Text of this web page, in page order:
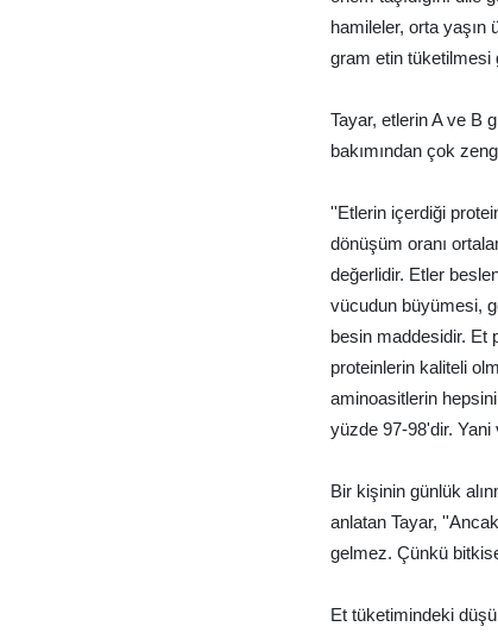
hamileler, orta
gram etin tüketilmesi
Tayar, etlerin A ve B
bakımından çok
''Etlerin içerdiği
dönüşüm oranı
değerlidir. Etler
vücudun büyümesi,
besin maddesidir. Et
proteinlerin kaliteli
aminoasitlerin
yüzde 97-98'dir. Yani
Bir kişinin günlük
anlatan Tayar,
gelmez. Çünkü
Et tüketimindeki